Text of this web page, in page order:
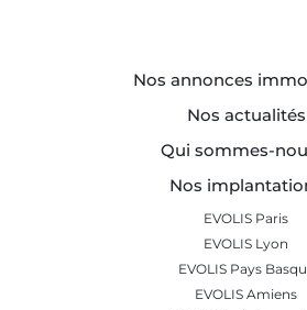
Nos annonces
Nos actualités
Qui sommes-
Nos
EVOLIS Paris
EVOLIS Lyon
EVOLIS Pays
EVOLIS Amiens